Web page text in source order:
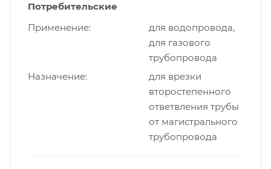
Потребительские
Применение
для водопровода,
для газового
трубопровода
Назначение
для врезки
второстепенного
ответвления трубы
от магистрального
трубопровода